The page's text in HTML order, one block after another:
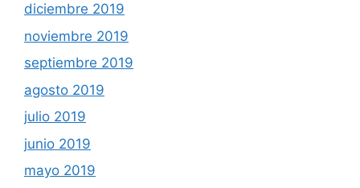
diciembre 2019
noviembre 2019
septiembre 2019
agosto 2019
julio 2019
junio 2019
mayo 2019